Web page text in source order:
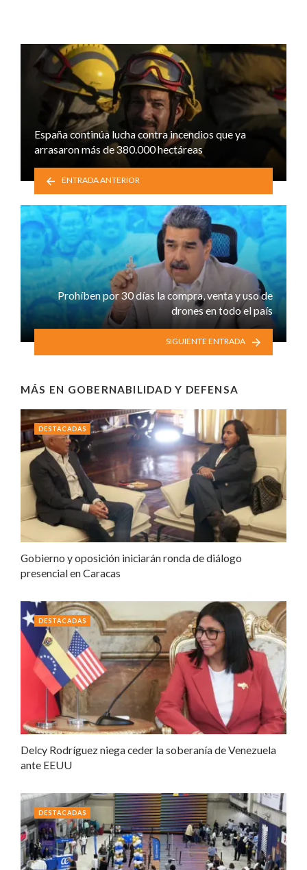
España continúa lucha contra incendios que ya
arrasaron más de 380.000 hectáreas
ENTRADA ANTERIOR
Prohíben por 30 días la compra, venta y uso de
drones en todo el país
SIGUIENTE ENTRADA
MÁS EN GOBERNABILIDAD Y DEFENSA
Gobierno y oposición iniciarán ronda de diálogo
presencial en Caracas
DESTACADAS
Delcy Rodríguez niega ceder la soberanía de Venezuela
ante EEUU
DESTACADAS
DESTACADAS